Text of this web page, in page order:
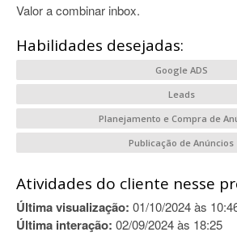
Valor a combinar inbox.
Habilidades desejadas:
Google ADS
Leads
Planejamento e Compra de
Publicação de Anúncios
Atividades do cliente nesse
Última visualização: 01/10/2024 às
Última interação: 02/09/2024 às 18:25